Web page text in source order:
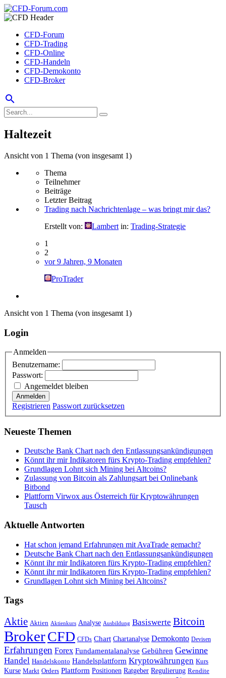
CFD-Forum
CFD-Trading
CFD-Online
CFD-Handeln
CFD-Demokonto
CFD-Broker
search
Haltezeit
Ansicht von 1 Thema (von insgesamt 1)
Thema
Teilnehmer
Beiträge
Letzter Beitrag
Trading nach Nachrichtenlage – was bringt mir das?
Erstellt von:
Lambert in: Trading-Strategie
1
2
vor 9 Jahren, 9 Monaten
ProTrader
Ansicht von 1 Thema (von insgesamt 1)
Login
Anmelden
Benutzername:
Passwort:
Angemeldet bleiben
Anmelden
Registrieren Passwort zurücksetzen
Neueste Themen
Deutsche Bank Chart nach den Entlassungsankündigungen
Könnt ihr mir Indikatoren fürs Krypto-Trading empfehlen?
Grundlagen Lohnt sich Mining bei Altcoins?
Zulassung von Bitcoin als Zahlungsart bei Onlinebank
Bitbond
Plattform Virwox aus Österreich für Kryptowährungen
Tausch
Aktuelle Antworten
Hat schon jemand Erfahrungen mit AvaTrade gemacht?
Deutsche Bank Chart nach den Entlassungsankündigungen
Könnt ihr mir Indikatoren fürs Krypto-Trading empfehlen?
Könnt ihr mir Indikatoren fürs Krypto-Trading empfehlen?
Grundlagen Lohnt sich Mining bei Altcoins?
Tags
Aktie Aktien Aktienkurs Analyse Ausbildung Basiswerte Bitcoin
BrokerCFD CFDs Chart Chartanalyse Demokonto Devisen
Erfahrungen Forex Fundamentalanalyse Gebühren Gewinne
Handel Handelskonto Handelsplattform Kryptowährungen Kurs
Kurse Markt Orders Plattform Positionen Ratgeber Regulierung Rendite